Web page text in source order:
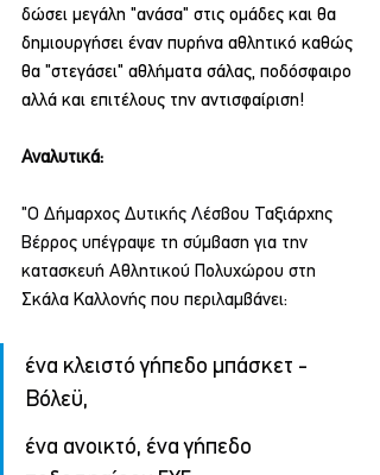
δώσει μεγάλη "ανάσα" στις ομάδες και θα
δημιουργήσει έναν πυρήνα αθλητικό καθώς
θα "στεγάσει" αθλήματα σάλας, ποδόσφαιρο
αλλά και επιτέλους την αντισφαίριση!
Αναλυτικά:
"Ο Δήμαρχος Δυτικής Λέσβου Ταξιάρχης
Βέρρος υπέγραψε τη σύμβαση για την
κατασκευή Αθλητικού Πολυχώρου στη
Σκάλα Καλλονής που περιλαμβάνει:
ένα κλειστό γήπεδο μπάσκετ -
Βόλεϋ,
ένα ανοικτό, ένα γήπεδο